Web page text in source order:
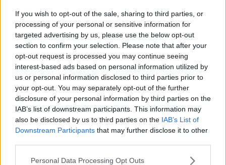
If you wish to opt-out of the sale, sharing to third parties, or
processing of your personal or sensitive information for
targeted advertising by us, please use the below opt-out
section to confirm your selection. Please note that after your
opt-out request is processed you may continue seeing
interest-based ads based on personal information utilized by
us or personal information disclosed to third parties prior to
your opt-out. You may separately opt-out of the further
disclosure of your personal information by third parties on the
IAB’s list of downstream participants. This information may
also be disclosed by us to third parties on the IAB’s List of
Downstream Participants that may further disclose it to other
Personal Data Processing Opt Outs
Videogallery